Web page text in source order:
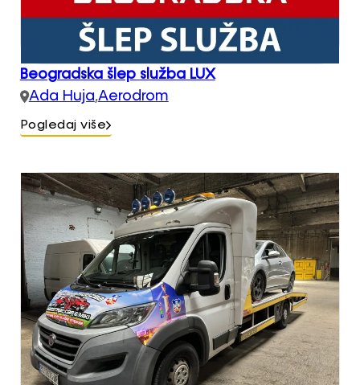
Beogradska šlep služba LUX
Ada Huja,Aerodrom
Pogledaj više